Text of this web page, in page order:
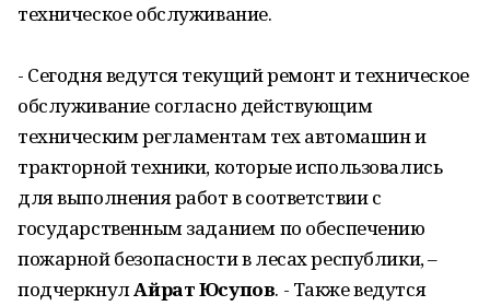
техническое обслуживание.
- Сегодня ведутся текущий ремонт и техническое
обслуживание согласно действующим
техническим регламентам тех автомашин и
тракторной техники, которые использовались
для выполнения работ в соответствии с
государственным заданием по обеспечению
пожарной безопасности в лесах республики, –
подчеркнулАйрат Юсупов. - Также ведутся